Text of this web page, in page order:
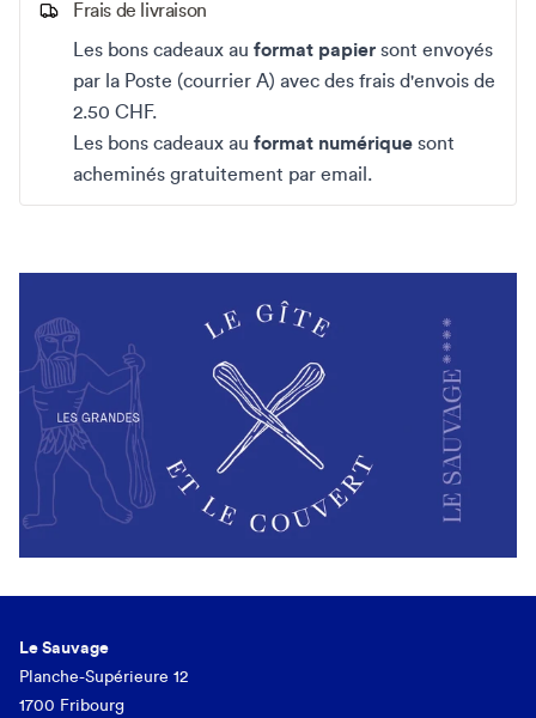
Frais de livraison
Les bons cadeaux au format papier sont envoyés
par la Poste (courrier A) avec des frais d'envois de
2.50 CHF.
Les bons cadeaux au format numérique sont
acheminés gratuitement par email.
Le Sauvage
Planche-Supérieure 12
1700 Fribourg